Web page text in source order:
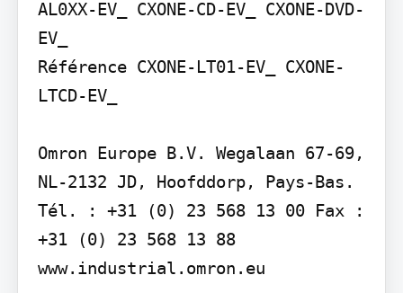
AL0XX-EV_ CXONE-CD-EV_ CXONE-DVD-
EV_
Référence CXONE-LT01-EV_ CXONE-
LTCD-EV_
Omron Europe B.V. Wegalaan 67-69,
NL-2132 JD, Hoofddorp, Pays-Bas.
Tél. : +31 (0) 23 568 13 00 Fax :
+31 (0) 23 568 13 88
www.industrial.omron.eu